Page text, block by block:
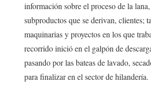
información sobre el proceso de la
subproductos que se derivan, clientes;
maquinarias y proyectos en los que
recorrido inició en el galpón de
pasando por las bateas de lavado,
para finalizar en el sector de hilandería.